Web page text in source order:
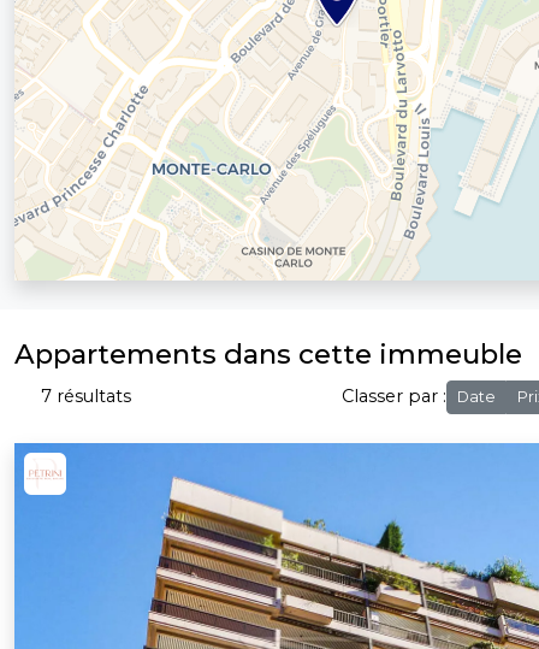
Appartements dans cette immeuble
7 résultats Classer par : Date